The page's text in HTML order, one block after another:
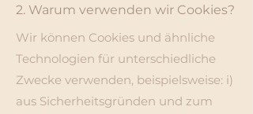
2. Warum verwenden wir Cookies?
Wir können Cookies und ähnliche
Technologien für unterschiedliche
Zwecke verwenden, beispielsweise: i)
aus Sicherheitsgründen und zum